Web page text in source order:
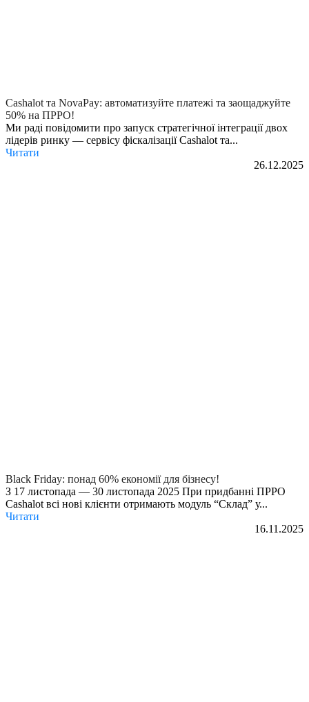
Cashalot та NovaPay: автоматизуйте платежі та заощаджуйте
50% на ПРРО!
Ми раді повідомити про запуск стратегічної інтеграції двох
лідерів ринку — сервісу фіскалізації Cashalot та...
Читати
26.12.2025
Black Friday: понад 60% економії для бізнесу!
З 17 листопада — 30 листопада 2025 При придбанні ПРРО
Cashalot всі нові клієнти отримають модуль “Склад” у...
Читати
16.11.2025